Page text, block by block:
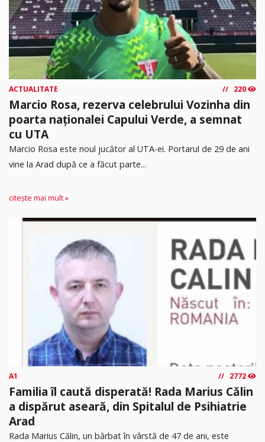
ACTUALITATE 220
Marcio Rosa, rezerva celebrului Vozinha din
poarta naționalei Capului Verde, a semnat
cu UTA
Marcio Rosa este noul jucător al UTA-ei. Portarul de 29 de ani
vine la Arad după ce a făcut parte...
citește mai mult »
A1 2772
Familia îl caută disperată! Rada Marius Călin
a dispărut aseară, din Spitalul de Psihiatrie
Arad
Rada Marius Călin, un bărbat în vârstă de 47 de ani, este